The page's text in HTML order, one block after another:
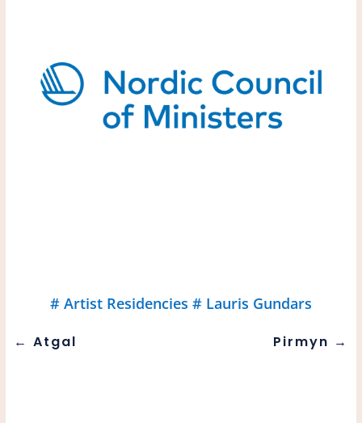
# Artist Residencies # Lauris Gundars
← Atgal Pirmyn →